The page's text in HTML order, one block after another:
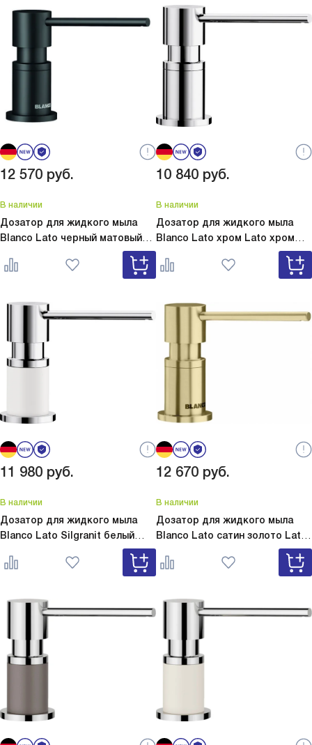
12 570 руб.
В наличии
Дозатор для жидкого мыла
Blanco Lato черный матовый
Lato черный матовый 525789
10 840 руб.
В наличии
Дозатор для жидкого мыла
Blanco Lato хром Lato хром
11 980 руб.
В наличии
Дозатор для жидкого мыла
Blanco Lato Silgranit белый
Lato Silgranit белый 525814
12 670 руб.
В наличии
Дозатор для жидкого мыла
Blanco Lato сатин золото Lato